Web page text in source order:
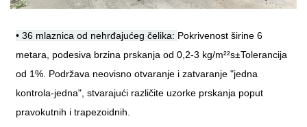
• 36 mlaznica od nehrđajućeg čelika: Pokrivenost širine 6
metara, podesiva brzina prskanja od 0,2-3 kg/m²²s±Tolerancija
od 1%. Podržava neovisno otvaranje i zatvaranje "jedna
kontrola-jedna", stvarajući različite uzorke prskanja poput
pravokutnih i trapezoidnih.